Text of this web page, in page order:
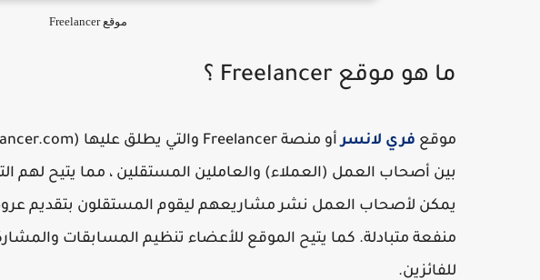
موقع Freelancer
ما هو موقع Freelancer ؟
موقع فري لانسر
بين أصحاب العمل (العملاء) والعاملين المستقلين ، مما يتيح
يمكن لأصحاب العمل نشر مشاريعهم ليقوم المستقلون بتقديم
منفعة متبادلة. كما يتيح الموقع للأعضاء تنظيم المسابقات
للفائزين.